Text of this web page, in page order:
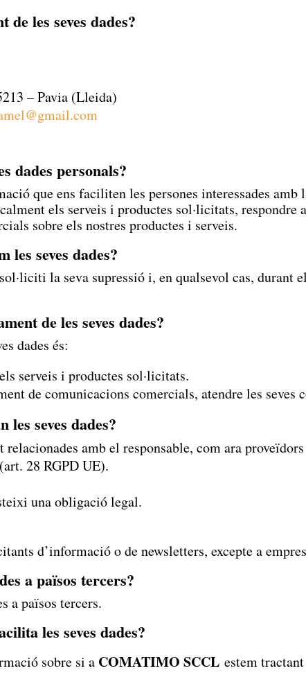
les seves dades?
– Pavia (Lleida)
@gmail.com
dades personals?
que ens faciliten les persones interessades
els serveis i productes sol·licitats, respondre
sobre els nostres productes i serveis.
les seves dades?
la seva supressió i, en qualsevol cas, durant
de les seves dades?
dades és:
serveis i productes sol·licitats.
de comunicacions comercials, atendre les
seves dades?
amb el responsable, com ara
28 RGPD UE).
una obligació legal.
d’informació o de newsletters, excepte a
a països tercers?
a països tercers.
les seves dades?
sobre si a COMATIMO SCCL estem